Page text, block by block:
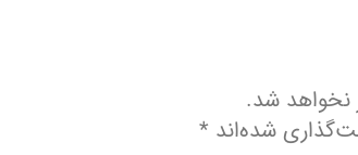
نخواهد شد.
شده‌اند *